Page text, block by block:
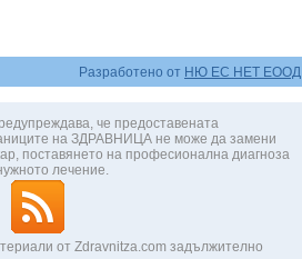
Разработено от НЮ ЕС НЕТ ЕООД
че предоставената
на ЗДРАВНИЦА не може да замени
поставянето на професионална диагноза
лечение.
от Zdravnitza.com задължително